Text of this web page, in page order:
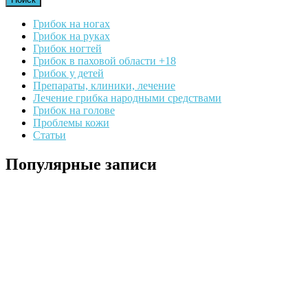
Грибок на ногах
Грибок на руках
Грибок ногтей
Грибок в паховой области +18
Грибок у детей
Препараты, клиники, лечение
Лечение грибка народными средствами
Грибок на голове
Проблемы кожи
Статьи
Популярные записи